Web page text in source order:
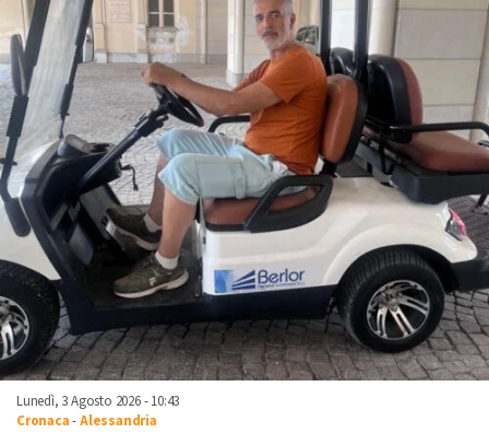
Lunedì, 3 Agosto 2026 - 10:43
Cronaca-Alessandria